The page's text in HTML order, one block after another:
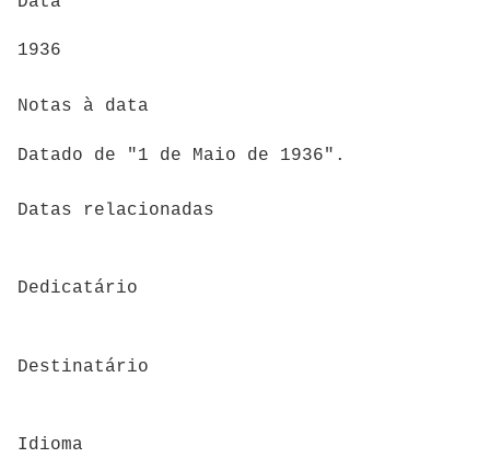
1936
Notas à data
Datado de "1 de Maio de 1936".
Datas relacionadas
Dedicatário
Destinatário
Idioma